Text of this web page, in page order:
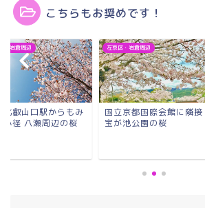
こちらもお奨めです！
・岩倉周辺
比叡山口駅からもみ
小径 八瀬周辺の桜
左京区・岩倉周辺
国立京都国際会館に隣接
宝が池公園の桜